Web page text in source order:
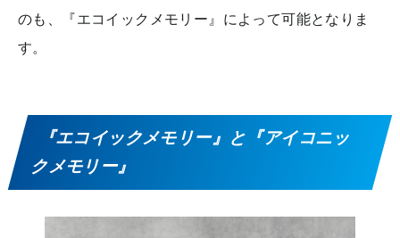
のも、『エコイックメモリー』によって可能となりま
す。
『エコイックメモリー』と『アイコニッ
クメモリー』